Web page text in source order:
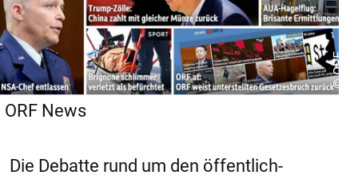
© ORF
ORF News
Die Debatte rund um den öffentlich-